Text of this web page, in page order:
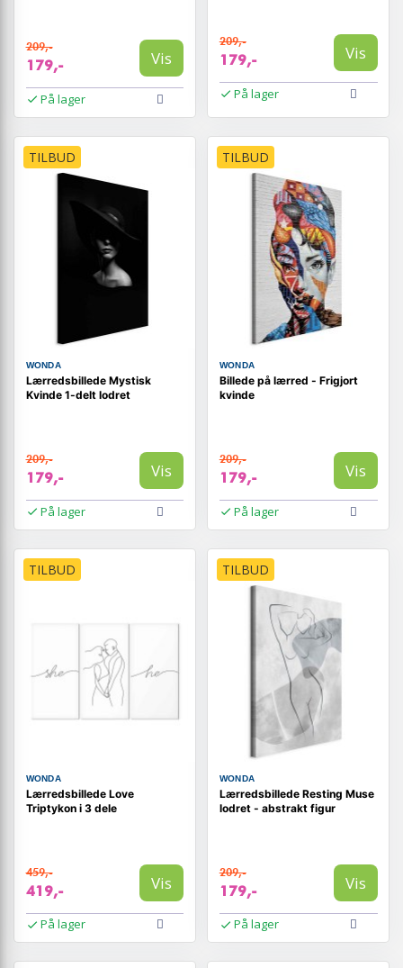
209,-
179,- Vis
På lager
209,-
179,- Vis
På lager
TILBUD
WONDA
Lærredsbillede Mystisk
Kvinde 1-delt lodret
209,-
179,- Vis
På lager
TILBUD
WONDA
Billede på lærred - Frigjort
kvinde
209,-
179,- Vis
På lager
TILBUD
WONDA
Lærredsbillede Love
Triptykon i 3 dele
459,-
419,- Vis
På lager
TILBUD
WONDA
Lærredsbillede Resting Muse
lodret - abstrakt figur
209,-
179,- Vis
På lager